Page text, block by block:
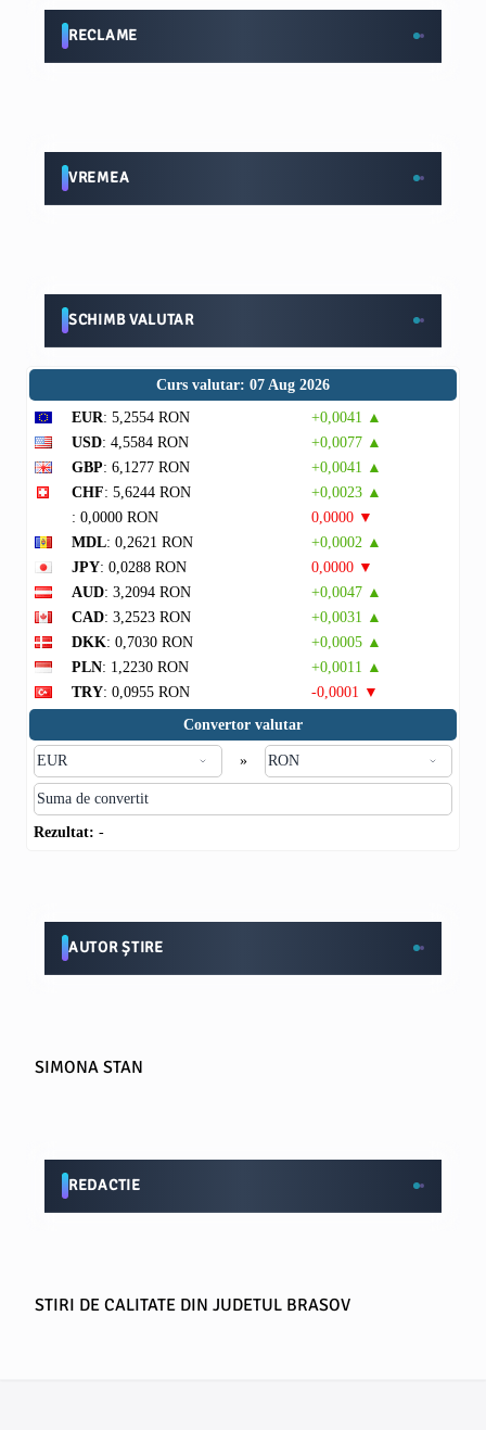
RECLAME
VREMEA
SCHIMB VALUTAR
Curs valutar: 07 Aug 2026
EUR: 5,2554 RON
+0,0041 ▲
USD: 4,5584 RON
+0,0077 ▲
GBP: 6,1277 RON
+0,0041 ▲
CHF: 5,6244 RON
+0,0023 ▲
: 0,0000 RON
0,0000 ▼
MDL: 0,2621 RON
+0,0002 ▲
JPY: 0,0288 RON
0,0000 ▼
AUD: 3,2094 RON
+0,0047 ▲
CAD: 3,2523 RON
+0,0031 ▲
DKK: 0,7030 RON
+0,0005 ▲
PLN: 1,2230 RON
+0,0011 ▲
TRY: 0,0955 RON
-0,0001 ▼
Convertor valutar
»
Rezultat: -
AUTOR ȘTIRE
SIMONA STAN
REDACTIE
STIRI DE CALITATE DIN JUDETUL BRASOV